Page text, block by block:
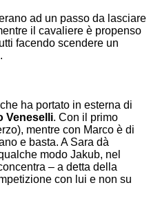
ad un passo da lasciare
il cavaliere è propenso
facendo scendere un
che ha portato in esterna di
Veneselli. Con il primo
mentre con Marco è di
e basta. A Sara dà
modo Jakub, nel
– a detta della
con lui e non su